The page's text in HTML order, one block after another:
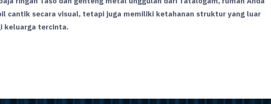
cantik secara visual, tetapi juga memiliki ketahanan struktur yang luar
keluarga tercinta.